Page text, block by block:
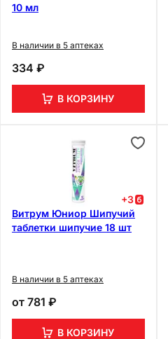
10 мл
В наличии в 5 аптеках
334 ₽
В КОРЗИНУ
+3
Витрум Юниор Шипучий
таблетки шипучие 18 шт
В наличии в 5 аптеках
от 781 ₽
В КОРЗИНУ